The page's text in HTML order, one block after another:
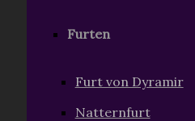
Furten
Furt von Dyramir
Natternfurt